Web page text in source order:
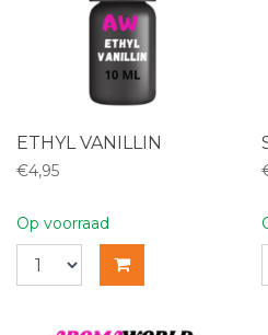
ETHYL VANILLIN
€4,95
Op voorraad